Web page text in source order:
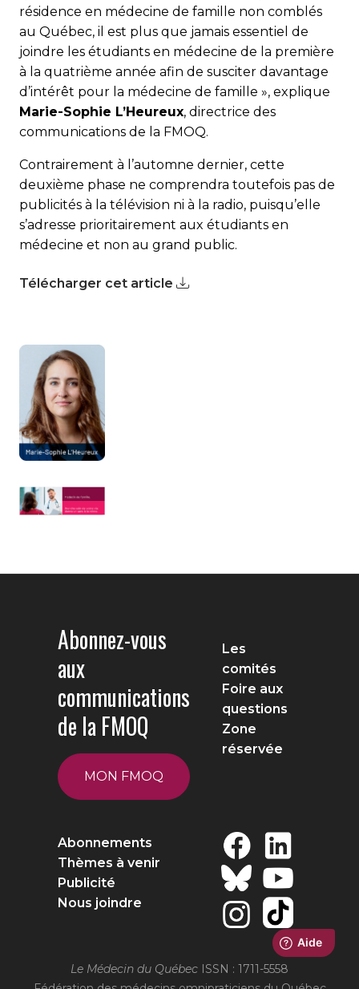
résidence en médecine de famille non comblés
au Québec, il est plus que jamais essentiel de
joindre les étudiants en médecine de la première
à la quatrième année afin de susciter davantage
d’intérêt pour la médecine de famille », explique
Marie-Sophie L’Heureux, directrice des
communications de la FMOQ.
Contrairement à l’automne dernier, cette
deuxième phase ne comprendra toutefois pas de
publicités à la télévision ni à la radio, puisqu’elle
s’adresse prioritairement aux étudiants en
médecine et non au grand public.
Télécharger cet article
Abonnez-vous
aux
communications
de la FMOQ
MON FMOQ
Les
comités
Foire aux
questions
Zone
réservée
Abonnements
Thèmes à venir
Publicité
Nous joindre
Le Médecin du Québec ISSN : 1711-5558